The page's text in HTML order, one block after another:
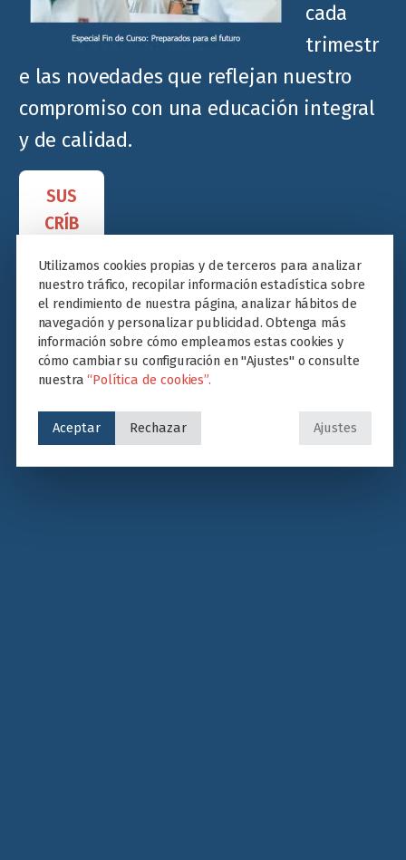
cada
trimestr
e las novedades que reflejan nuestro
compromiso con una educación integral
y de calidad.
SUS
CRÍB
Utilizamos cookies propias y de terceros para analizar
nuestro tráfico, recopilar información estadística sobre
el rendimiento de nuestra página, analizar hábitos de
navegación y personalizar publicidad. Obtenga más
información sobre cómo empleamos estas cookies y
cómo cambiar su configuración en "Ajustes" o consulte
nuestra“Política de cookies”.
Aceptar Rechazar Ajustes